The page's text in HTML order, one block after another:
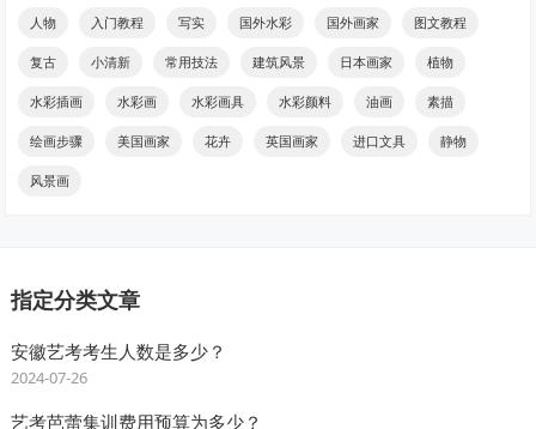
人物 入门教程 写实 国外水彩 国外画家 图文教程
复古 小清新 常用技法 建筑风景 日本画家 植物
水彩插画 水彩画 水彩画具 水彩颜料 油画 素描
绘画步骤 美国画家 花卉 英国画家 进口文具 静物
风景画
指定分类文章
安徽艺考考生人数是多少？
2024-07-26
艺考芭蕾集训费用预算为多少？